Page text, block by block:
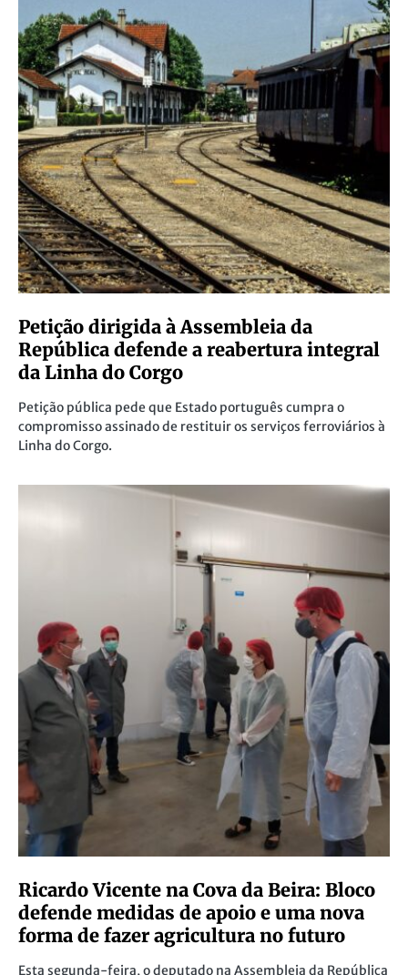
Petição dirigida à Assembleia da
República defende a reabertura integral
da Linha do Corgo
Petição pública pede que Estado português cumpra o
compromisso assinado de restituir os serviços ferroviários à
Linha do Corgo.
Ricardo Vicente na Cova da Beira: Bloco
defende medidas de apoio e uma nova
forma de fazer agricultura no futuro
Esta segunda-feira, o deputado na Assembleia da República